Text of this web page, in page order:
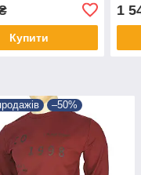
Купити
1
–50%